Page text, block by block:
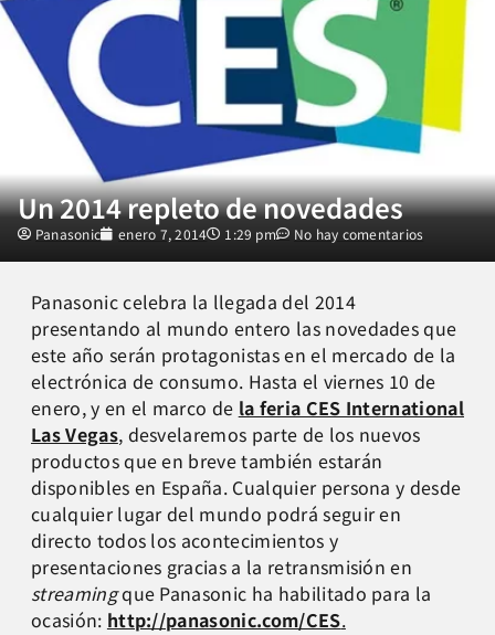
Un 2014 repleto de novedades
Panasonic enero 7, 2014 1:29 pm No hay comentarios
Panasonic celebra la llegada del 2014
presentando al mundo entero las novedades que
este año serán protagonistas en el mercado de la
electrónica de consumo. Hasta el viernes 10 de
enero, y en el marco de la feria CES International
Las Vegas, desvelaremos parte de los nuevos
productos que en breve también estarán
disponibles en España. Cualquier persona y desde
cualquier lugar del mundo podrá seguir en
directo todos los acontecimientos y
presentaciones gracias a la retransmisión en
streamingque Panasonic ha habilitado para la
ocasión: http://panasonic.com/CES.